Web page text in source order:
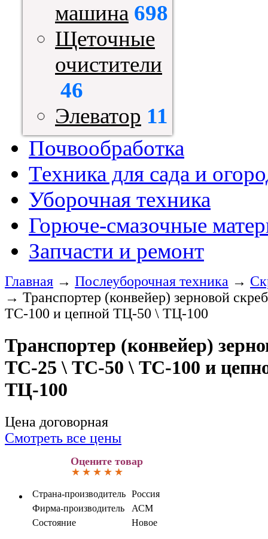
машина 698
Щеточные
очистители
46
Элеватор 11
Почвообработка
Техника для сада и
Уборочная техника
Горюче-смазочные
Запчасти и ремонт
Главная → Послеуборочная техника →
→ Транспортер (конвейер) зерновой
ТС-100 и цепной ТЦ-50 \ ТЦ-100
Транспортер (конвейер)
ТС-25 \ ТС-50 \ ТС-100 и
ТЦ-100
Цена договорная
Смотреть все цены
Оцените товар
Страна-производитель Россия
Фирма-производитель
АСМ
Состояние
Новое